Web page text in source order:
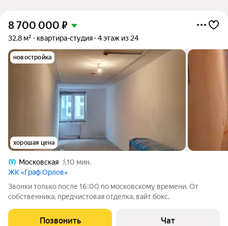
8 700 000 ₽
32,8 м² квартира-студия 4 этаж из 24
новостройка
хорошая цена
Московская
10 мин.
ЖК «Граф Орлов»
Звонки только после 16:00 по московскому времени. От
собственника, предчистовая отделка, вайт бокс.
Позвонить Чат